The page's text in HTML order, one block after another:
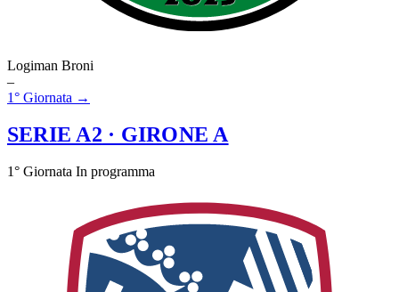
Logiman Broni
–
1° Giornata →
SERIE A2 · GIRONE A
1° Giornata In programma